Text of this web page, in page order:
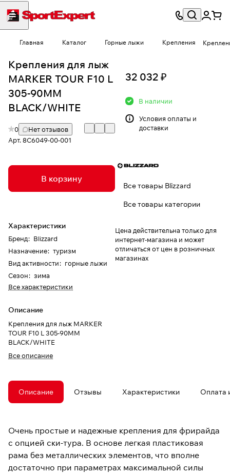
Главная Каталог Горные лыжи Крепления
Крепления для лыж
MARKER TOUR F10 L
305-90MM
BLACK/WHITE
0
Нет отзывов
Арт.8C6049-00-001
В корзину
Характеристики
Бренд: Blizzard
Назначение: туризм
Вид активности: горные лыжи
Сезон: зима
Все характеристики
Описание
Крепления для лыж MARKER
TOUR F10 L 305-90MM
BLACK/WHITE
Все описание
32 032 ₽
В наличии
Условия оплаты и
доставки
Все товары Blizzard
Все товары категории
Цена действительна только для
интернет-магазина и может
отличаться от цен в розничных
магазинах
Описание Отзывы Характеристики Оплата
Очень простые и надежные крепления для фрирайда
с опцией ски-тура. В основе легкая пластиковая
рама без металлических элементов, что вполне
достаточно при параметрах максимальной силы